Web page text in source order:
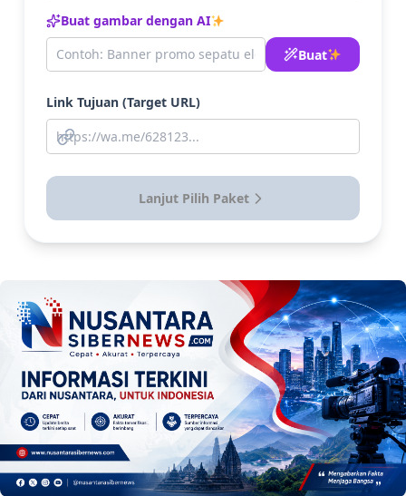
Buat gambar dengan AI
Buat
Link Tujuan (Target URL)
Lanjut Pilih Paket